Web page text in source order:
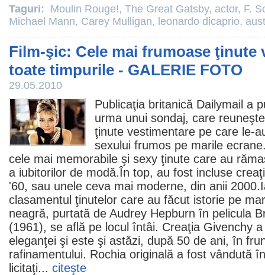
Taguri: Moulin Rouge!, The Great Gatsby, actor, F.
Michael Mann, Carey Mulligan, leonardo dicaprio,
Film-şic: Cele mai frumoase ţinute
toate timpurile - GALERIE FOTO
29.05.2010
Publicaţia britanică Dailymail a
urma unui sondaj, care
ţinute vestimentare pe care le-
sexului frumos pe marile
cele mai memorabile şi sexy ţinute care au
a iubitorilor de modă.În top, au fost incluse
'60, sau unele ceva mai moderne, din anii
clasamentul ţinutelor care au făcut istorie pe
neagră, purtată de Audrey Hepburn în pelicula
(1961), se află pe locul întâi. Creaţia Givenchy
eleganţei şi este şi astăzi, după 50 de ani, în
rafinamentului. Rochia originală a fost vândută
licitaţi... citeşte